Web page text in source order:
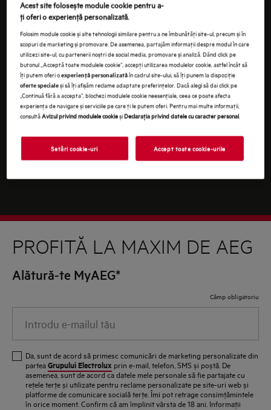
datele tale cu caracter personal, te rugăm să consulţi
declaraţia noastră privindprotecţia Datelor.
PROFITĂ LA MAXIM DE AEG
Alătură-te MyAEG*
Câmp obligatoriu
Da, sunt de acord să primesc comunicări de marketing personalizate din
parteaGrupului Electrolux prin e-mail, telefon, SMS și poștă. De
asemenea, sunt de acord ca datele mele personale să fie partajate cu
reţele terţe și utilizate pentru reclame personalizate pe site-uri web și
platforme de comunicare socială terţe. Îmi pot retrage consimţămintele
în orice moment. Confirm că am împlinit vârsta de 18 ani. Informaţii
Acest site folosește module cookie pentru a-
ţi oferi o experienţă personalizată.
Folosim module cookie și alte tehnologii similare pentru a ne îmbunătăţi site-ul, precum și în
scopuri de marketing și promovare. De asemenea, partajăm informaţii despre modul în care
utilizezi site-ul, cu partenerii noștri de social media, promovare și analiză. Dând click pe
butonul „Acceptă toate modulele cookie”, accepţi utilizarea modulelor cookie, astfel încât să
îţi putem oferi oexperienţă personalizatăîn cadrul site-ului, să îţi punem la dispoziţie
oferte specialeși să îţi afișăm reclame adaptate preferinţelor. Dacă alegi să dai click pe
„Continuă fără a accepta”, blochezi modulele cookie neesenţiale, ceea ce poate afecta
experienţa de navigare și serviciile pe care ţi le putem oferi. Pentru mai multe informaţii,
consultăAvizul privind modulele cookieșiDeclaraţia privind datele cu caracter personal
Setări cookie-uri Accept toate cookie-urile